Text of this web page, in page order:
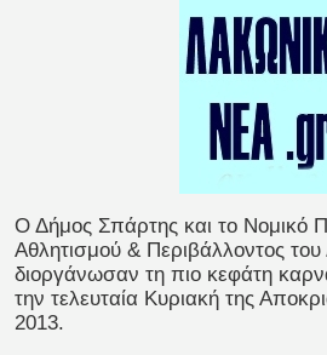
Ο Δήμος Σπάρτης και το Νομικό
Αθλητισμού & Περιβάλλοντος
διοργάνωσαν τη πιο κεφάτη
την τελευταία Κυριακή της
2013.